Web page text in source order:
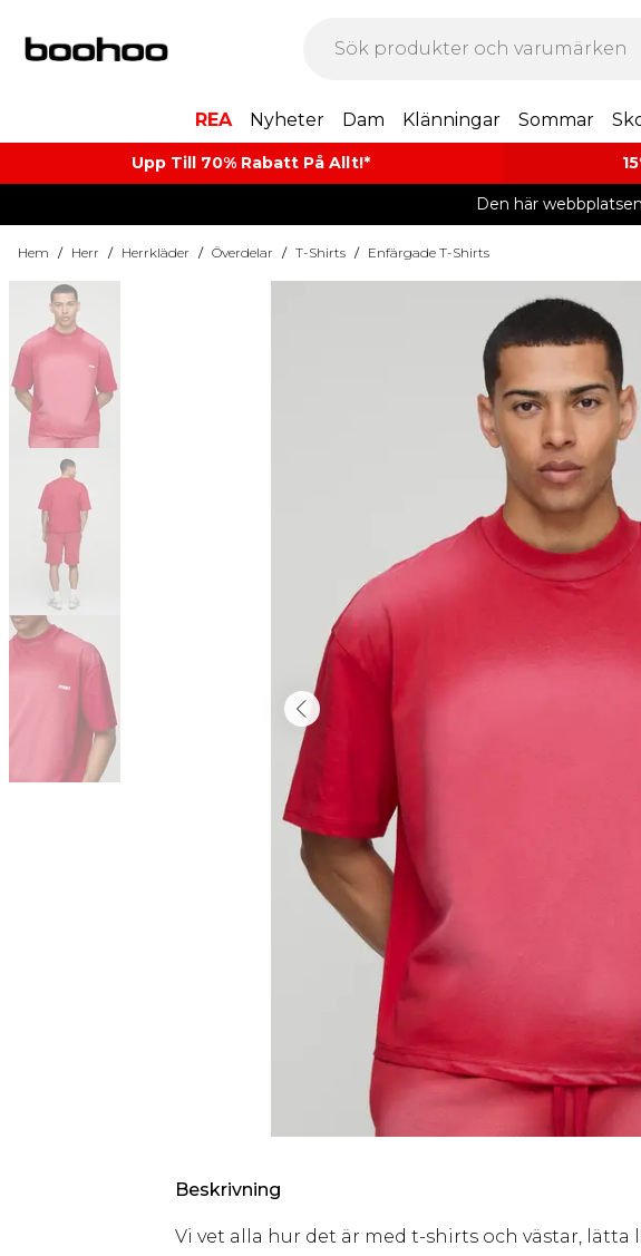
REA Nyheter Dam Klänningar Sommar
Upp Till 70% Rabatt På Allt!*
Den här
Hem / Herr / Herrkläder / Överdelar / T-Shirts / Enfärgade T-Shirts
Beskrivning
Vi vet alla hur det är med t-shirts och västar,